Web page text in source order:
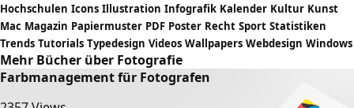
Hochschulen Icons Illustration Infografik Kalender Kultur Kunst
Mac Magazin Papiermuster PDF Poster Recht Sport Statistiken
Trends Tutorials Typedesign Videos Wallpapers Webdesign Windows
Mehr Bücher über Fotografie
Farbmanagement für Fotografen